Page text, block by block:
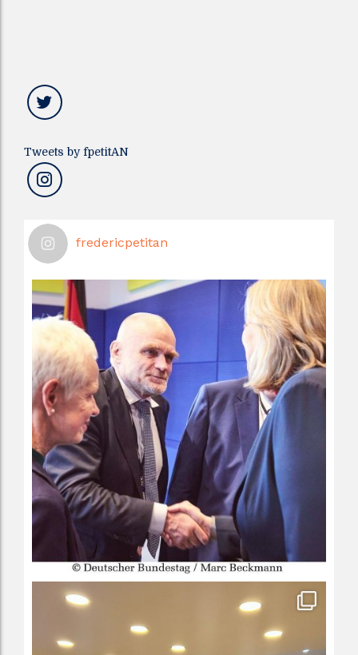
Tweets by fpetitAN
fredericpetitan